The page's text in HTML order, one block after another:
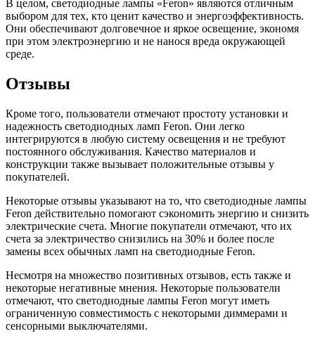
В целом, светодиодные лампы «Feron» являются отличным
выбором для тех, кто ценит качество и энергоэффективность.
Они обеспечивают долговечное и яркое освещение, экономя
при этом электроэнергию и не нанося вреда окружающей
среде.
Отзывы
Кроме того, пользователи отмечают простоту установки и
надежность светодиодных ламп Feron. Они легко
интегрируются в любую систему освещения и не требуют
постоянного обслуживания. Качество материалов и
конструкции также вызывает положительные отзывы у
покупателей.
Некоторые отзывы указывают на то, что светодиодные лампы
Feron действительно помогают сэкономить энергию и снизить
электрические счета. Многие покупатели отмечают, что их
счета за электричество снизились на 30% и более после
замены всех обычных ламп на светодиодные Feron.
Несмотря на множество позитивных отзывов, есть также и
некоторые негативные мнения. Некоторые пользователи
отмечают, что светодиодные лампы Feron могут иметь
ограниченную совместимость с некоторыми диммерами и
сенсорными выключателями.